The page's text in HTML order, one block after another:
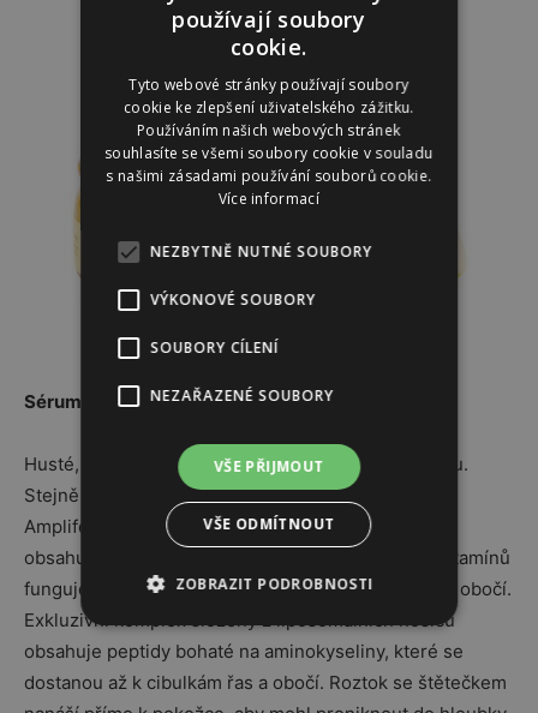
Sérum na růst řas a obočí
Husté, silné řasy, dotvářejí krásu svůdného pohledu.
Stejně tak je to i s lemováním oka – obočím. Sérum
Amplifeye Advanced Lash & Brow Fortifier, které
obsahuje přírodní složky a koncentraci účinných vitamínů
funguje ve všech třech fázích růstového cyklu řas i obočí.
Exkluzivní komplex složený z liposomálních nosičů
obsahuje peptidy bohaté na aminokyseliny, které se
dostanou až k cibulkám řas a obočí. Roztok se štětečkem
používají soubory
cookie.
Tyto webové stránky používají soubory
cookie ke zlepšení uživatelského zážitku.
Používáním našich webových stránek
souhlasíte se všemi soubory cookie v souladu
s našimi zásadami používání souborů cookie.
Více informací
NEZBYTNĚ NUTNÉ SOUBORY
VÝKONOVÉ SOUBORY
SOUBORY CÍLENÍ
NEZAŘAZENÉ SOUBORY
VŠE PŘIJMOUT
VŠE ODMÍTNOUT
ZOBRAZIT PODROBNOSTI